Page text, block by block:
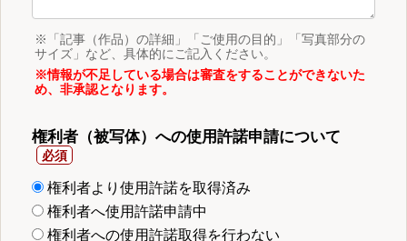
※「記事（作品）の詳細」「ご使用の目的」「写真部分の
サイズ」など、具体的にご記入ください。
※情報が不足している場合は審査をすることができないた
め、非承認となります。
権利者（被写体）への使用許諾申請について
権利者より使用許諾を取得済み
権利者へ使用許諾申請中
権利者への使用許諾取得を行わない